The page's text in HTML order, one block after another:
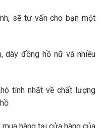
sẽ tư vấn cho bạn một
dây đồng hồ nữ và nhiều
tính nhất về chất lượng
hàng tại cửa hàng của